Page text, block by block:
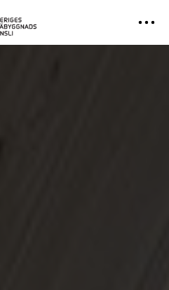
Sveriges TrÃ¤byggnadskansli